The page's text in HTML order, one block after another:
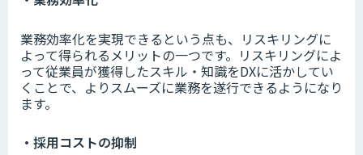
業務効率化を実現できるという点も、リスキリングに
よって得られるメリットの一つです。リスキリングによ
って従業員が獲得したスキル・知識をDXに活かしてい
くことで、よりスムーズに業務を遂行できるようになり
ます。
・採用コストの抑制